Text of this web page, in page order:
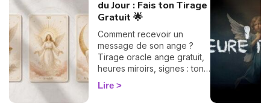
du Jour : Fais ton Tirage
Gratuit 🌟
Comment recevoir un
message de son ange ?
Tirage oracle ange gratuit,
heures miroirs, signes : ton
guide flash pour décoder ta
guidance du jour.
Lire